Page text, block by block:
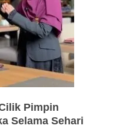
Pimpin
Selama Sehari